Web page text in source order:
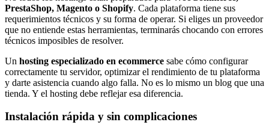
PrestaShop, Magento o Shopify. Cada plataforma tiene sus
requerimientos técnicos y su forma de operar. Si eliges un proveedor
que no entiende estas herramientas, terminarás chocando con errores
técnicos imposibles de resolver.
Un hosting especializado en ecommerce sabe cómo configurar
correctamente tu servidor, optimizar el rendimiento de tu plataforma
y darte asistencia cuando algo falla. No es lo mismo un blog que una
tienda. Y el hosting debe reflejar esa diferencia.
Instalación rápida y sin complicaciones